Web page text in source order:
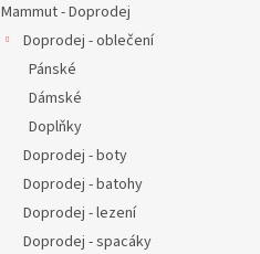
Mammut - Doprodej
Doprodej - oblečení
Pánské
Dámské
Doplňky
Doprodej - boty
Doprodej - batohy
Doprodej - lezení
Doprodej - spacáky